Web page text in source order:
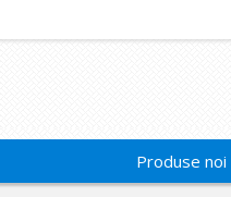
Produse noi